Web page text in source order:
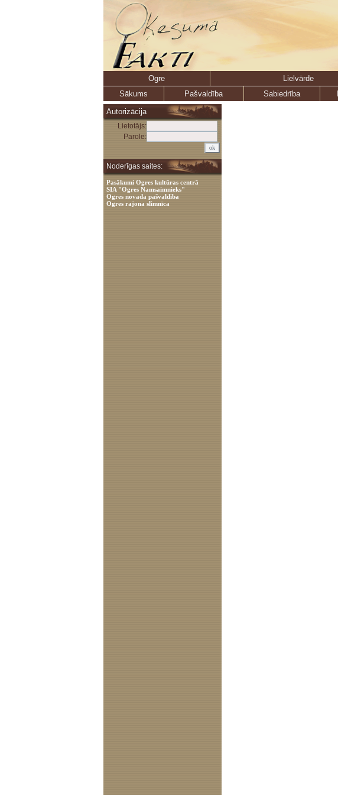
Ogre Lielvārde
Sākums
Pašvaldība Sabiedrība
Autorizācija
Lietotājs:
Parole:
Noderīgas saites:
Pasākumi Ogres kultūras centrā
SIA "Ogres Namsaimnieks"
Ogres novada pašvaldība
Ogres rajona slimnīca